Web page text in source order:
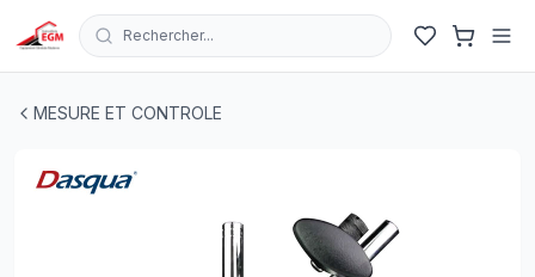
Rechercher...
MESURE ET CONTROLE